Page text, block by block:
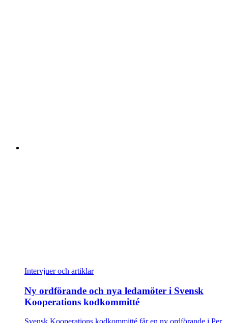
Intervjuer och artiklar
Ny ordförande och nya ledamöter i Svensk
Kooperations kodkommitté